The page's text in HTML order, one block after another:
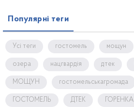
Популярні теги
Усі теги гостомель мощун
озера нацгвардія дтек
МОЩУН гостомельськагромада
ГОСТОМЕЛЬ ДТЕК ГОРЕНКА